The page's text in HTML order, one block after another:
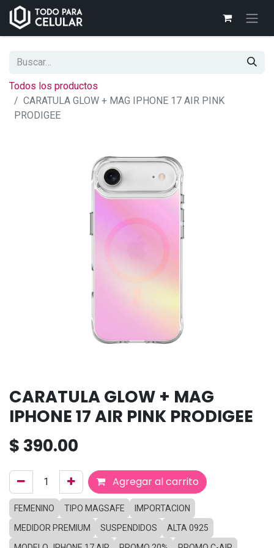
Todos los productos
CARATULA GLOW + MAG IPHONE 17 AIR PINK
PRODIGEE
CARATULA GLOW + MAG
IPHONE 17 AIR PINK PRODIGEE
$ 390.00
Agregar al carrito
FEMENINO TIPO MAGSAFE
IMPORTACION
MEDIDOR PREMIUM
SUSPENDIDOS
ALTA 0925